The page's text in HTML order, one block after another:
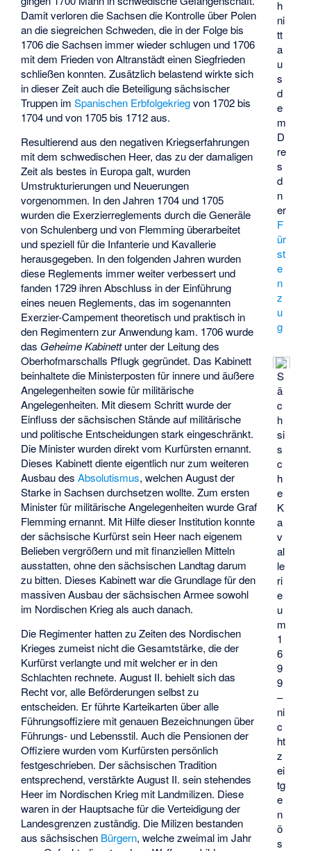
h
ni
tt
a
u
s
d
e
m
D
re
s
d
n
er
F
ür
st
e
n
z
u
g
S
ä
c
h
si
s
c
h
e
K
a
v
al
le
ri
e
u
m
1
6
9
9
–
ni
c
ht
z
ei
tg
e
n
ö
s
Damit verloren die Sachsen die Kontrolle über Polen
an die siegreichen Schweden, die in der Folge bis
1706 die Sachsen immer wieder schlugen und 1706
mit dem Frieden von Altranstädteinen Siegfrieden
schließen konnten. Zusätzlich belastend wirkte sich
in dieser Zeit auch die Beteiligung sächsischer
Truppen imSpanischen Erbfolgekriegvon 1702 bis
1704 und von 1705 bis 1712 aus.
Resultierend aus den negativen Kriegserfahrungen
mit dem schwedischen Heer, das zu der damaligen
Zeit als bestes in Europa galt, wurden
Umstrukturierungen und Neuerungen
vorgenommen. In den Jahren 1704 und 1705
wurden die Exerzierreglements durch die Generäle
von Schulenberg und von Flemming überarbeitet
und speziell für die Infanterie und Kavallerie
herausgegeben. In den folgenden Jahren wurden
diese Reglements immer weiter verbessert und
fanden 1729 ihren Abschluss in der Einführung
eines neuen Reglements, das im sogenannten
Exerzier-Campement theoretisch und praktisch in
den Regimentern zur Anwendung kam. 1706 wurde
das Geheime Kabinettunter der Leitung des
Oberhofmarschalls Pflugk gegründet. Das Kabinett
beinhaltete die Ministerposten für innere und äußere
Angelegenheiten sowie für militärische
Angelegenheiten. Mit diesem Schritt wurde der
Einfluss der sächsischen Stände auf militärische
und politische Entscheidungen stark eingeschränkt.
Die Minister wurden direkt vom Kurfürsten ernannt.
Dieses Kabinett diente eigentlich nur zum weiteren
Ausbau desAbsolutismus, welchen August der
Starke in Sachsen durchsetzen wollte. Zum ersten
Minister für militärische Angelegenheiten wurde Graf
Flemming ernannt. Mit Hilfe dieser Institution konnte
der sächsische Kurfürst sein Heer nach eigenem
Belieben vergrößern und mit finanziellen Mitteln
ausstatten, ohne den sächsischen Landtag darum
zu bitten. Dieses Kabinett war die Grundlage für den
massiven Ausbau der sächsischen Armee sowohl
im Nordischen Krieg als auch danach.
Die Regimenter hatten zu Zeiten des Nordischen
Krieges zumeist nicht die Gesamtstärke, die der
Kurfürst verlangte und mit welcher er in den
Schlachten rechnete. August II. behielt sich das
Recht vor, alle Beförderungen selbst zu
entscheiden. Er führte Karteikarten über alle
Führungsoffiziere mit genauen Bezeichnungen über
Führungs- und Lebensstil. Auch die Pensionen der
Offiziere wurden vom Kurfürsten persönlich
festgeschrieben. Der sächsischen Tradition
entsprechend, verstärkte August II. sein stehendes
Heer im Nordischen Krieg mit Landmilizen. Diese
waren in der Hauptsache für die Verteidigung der
Landesgrenzen zuständig. Die Milizen bestanden
aus sächsischen Bürgern, welche zweimal im Jahr